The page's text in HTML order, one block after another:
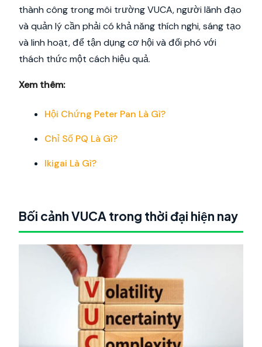
thành công trong môi trường VUCA, người lãnh đạo
và quản lý cần phải có khả năng thích nghi, sáng tạo
và linh hoạt, để tận dụng cơ hội và đối phó với
thách thức một cách hiệu quả.
Xem thêm:
Hội Chứng Peter Pan Là Gì?
Chỉ Số PQ Là Gì?
Ikigai Là Gì?
Bối cảnh VUCA trong thời đại hiện nay